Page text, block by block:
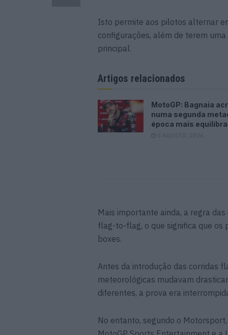
Isto permite aos pilotos alternar
configurações, além de terem
principal.
Artigos relacionados
MotoGP: Bagnaia
numa segunda
época mais
5 AGOSTO, 2026
Mais importante ainda, a regra
flag-to-flag, o que significa que os
boxes.
Antes da introdução das corridas
meteorológicas mudavam
diferentes, a prova era
No entanto, segundo o